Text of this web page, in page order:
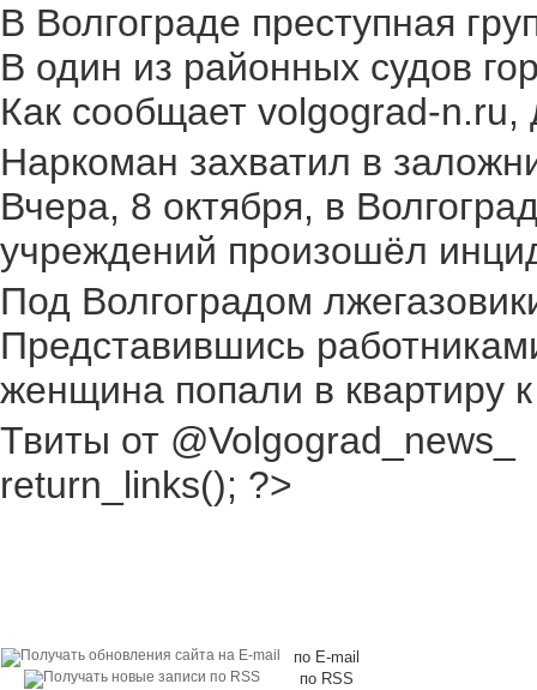
В Волгограде преступная
В один из районных судов
Как сообщает volgograd-
Наркоман захватил в
Вчера, 8 октября, в
учреждений произошёл
Под Волгоградом
Представившись
женщина попали в квартиру
Твиты от @Volgograd_news_
return_links(); ?>
по E-mail
по RSS